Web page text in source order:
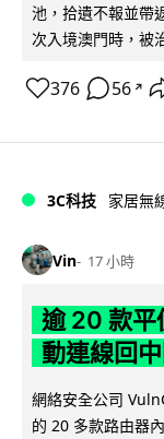
池，拾遺不報並帶
次入境澳門時，被
376 56 ↗
3C科技 家居無
Vin 17 小時
逾 20 款平
動連線回
網絡安全公司
的 20 多款路由器